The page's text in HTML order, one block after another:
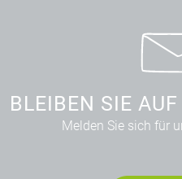
BLEIBEN SIE
Melden Sie sich für